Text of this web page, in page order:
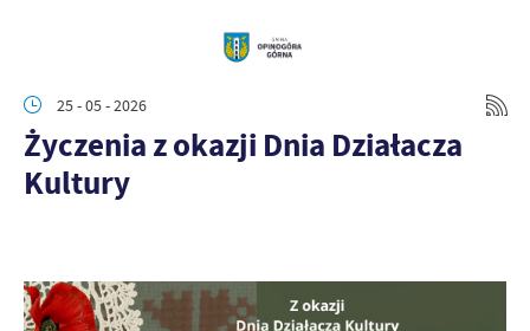
25 - 05 - 2026
Życzenia z okazji Dnia Działacza
Kultury